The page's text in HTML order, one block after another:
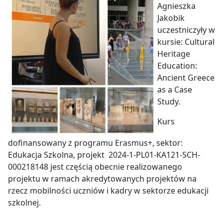
Agnieszka
Jakobik
uczestniczyły w
kursie: Cultural
Heritage
Education:
Ancient Greece
as a Case
Study.
Kurs
dofinansowany z programu Erasmus+, sektor:
Edukacja Szkolna, projekt 2024-1-PL01-KA121-SCH-
000218148 jest częścią obecnie realizowanego
projektu w ramach akredytowanych projektów na
rzecz mobilności uczniów i kadry w sektorze edukacji
szkolnej.